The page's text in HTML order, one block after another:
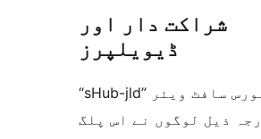
شراکت دار اور
ڈیویلپرز
“sHub-jld” اوپن سورس سافٹ ویئر
ذیل لوگوں نے اس پلگ